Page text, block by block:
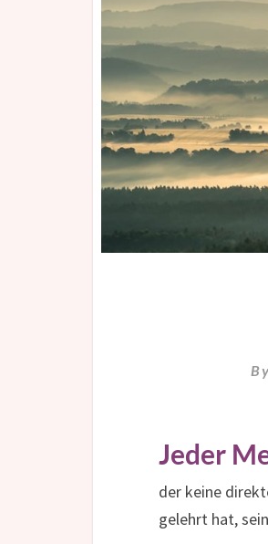
Jeder
der keine
gelehrt hat,